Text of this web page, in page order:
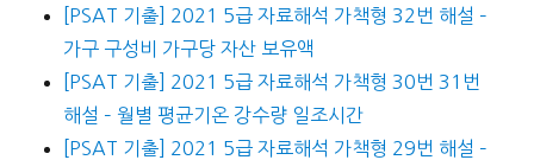
[PSAT 기출] 2021 5급 자료해석 가책형 32번 해설 –
가구 구성비 가구당 자산 보유액
[PSAT 기출] 2021 5급 자료해석 가책형 30번 31번
해설 – 월별 평균기온 강수량 일조시간
[PSAT 기출] 2021 5급 자료해석 가책형 29번 해설 –